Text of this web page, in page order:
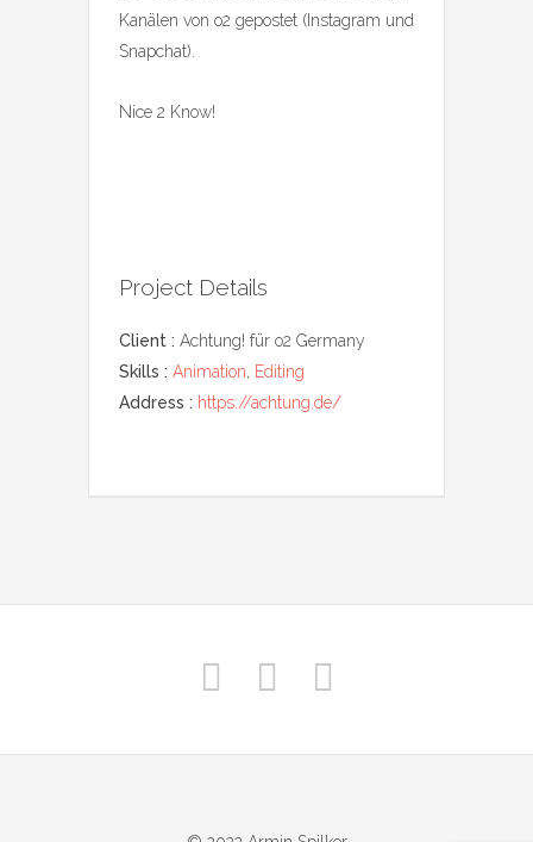
Kanälen von o2 gepostet (Instagram und
Snapchat).
Nice 2 Know!
Project Details
Client : Achtung! für o2 Germany
Skills : Animation Editing
Address : https://achtung.de/